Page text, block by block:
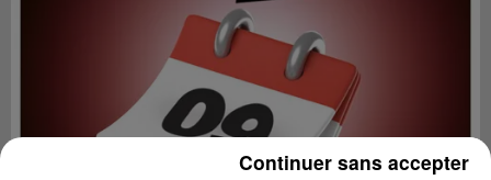
Continuer sans accepter